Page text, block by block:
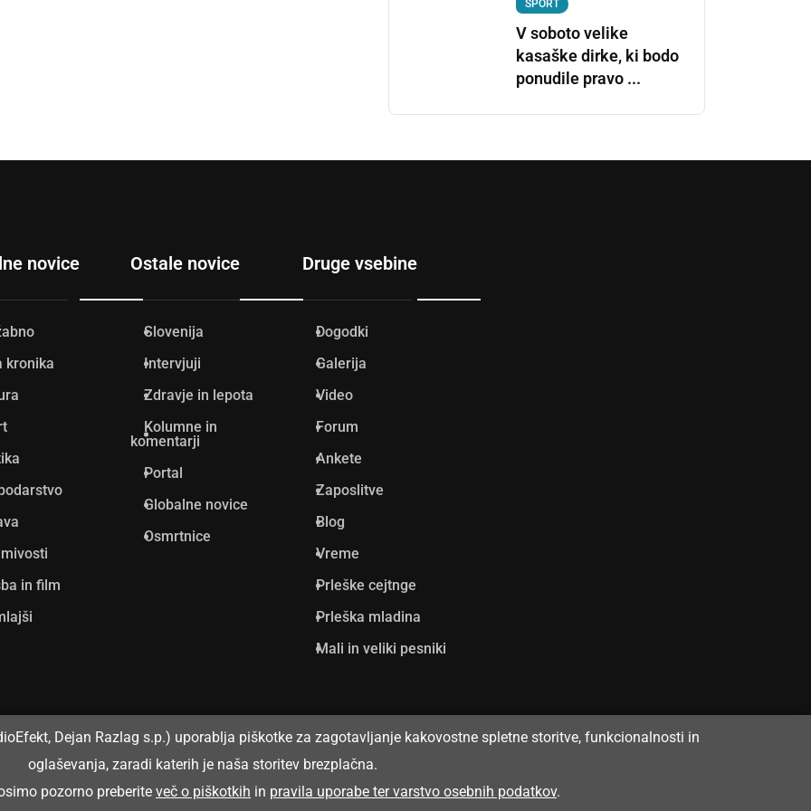
ŠPORT
V soboto velike
kasaške dirke, ki bodo
ponudile pravo ...
novice
kronika
in film
Ostale novice
Slovenija
Intervjuji
Zdravje in lepota
Kolumne in
komentarji
Portal
Globalne novice
Osmrtnice
Druge vsebine
Dogodki
Galerija
Video
Forum
Ankete
Zaposlitve
Blog
Vreme
Prleške cejtnge
Prleška mladina
Mali in veliki pesniki
Dejan Razlag s.p.) uporablja piškotke za zagotavljanje kakovostne spletne storitve, funkcionalnosti in
oglaševanja, zaradi katerih je naša storitev brezplačna.
pozorno preberite več o piškotkih in pravila uporabe ter varstvo osebnih podatkov.